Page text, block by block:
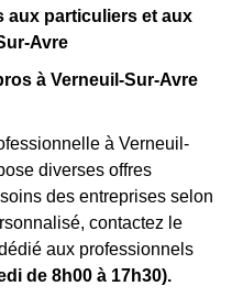
aux particuliers et aux
Avre
à Verneuil-Sur-Avre
à Verneuil-
diverses offres
des entreprises selon
contactez le
aux professionnels
de 8h00 à 17h30).